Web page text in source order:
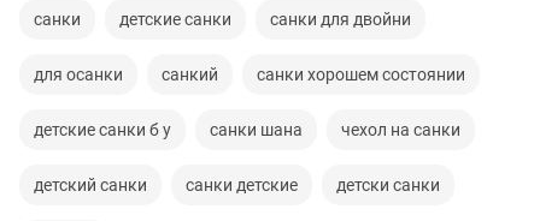
санки детские санки санки для двойни
для осанки санкий санки хорошем состоянии
детские санки б у санки шана чехол на санки
детский санки санки детские детски санки